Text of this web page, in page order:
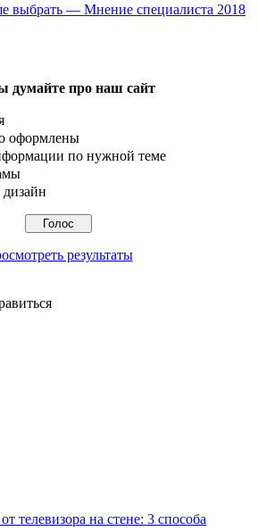
выбрать — Мнение специалиста 2018
думайте про наш сайт
оформлены
по нужной теме
результаты
телевизора на стене: 3 способа